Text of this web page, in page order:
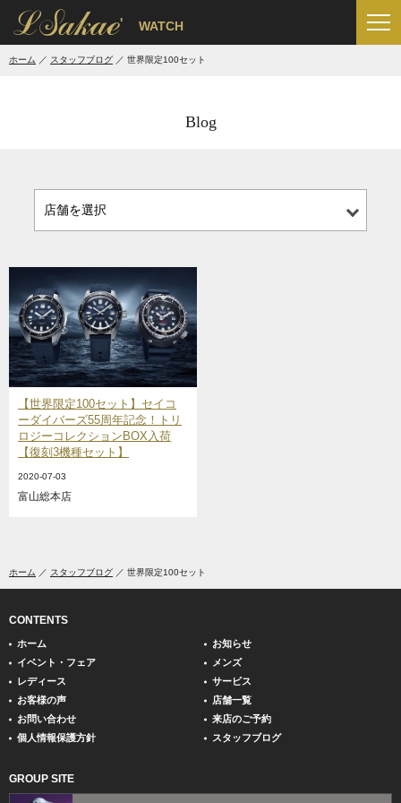
' WATCH
ホーム スタッフブログ 世界限定100セット
Blog
【世界限定100セット】セイコ
ーダイバーズ55周年記念！トリ
ロジーコレクションBOX入荷
【復刻3機種セット】
2020-07-03
富山総本店
ホーム スタッフブログ 世界限定100セット
CONTENTS
ホーム
お知らせ
イベント・フェア
メンズ
レディース
サービス
お客様の声
店舗一覧
お問い合わせ
来店のご予約
個人情報保護方針
スタッフブログ
GROUP SITE